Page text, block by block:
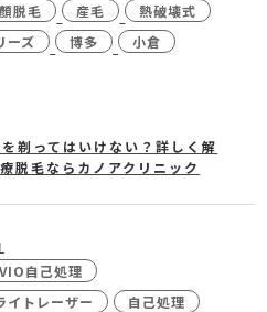
顏脱毛 産毛
熱破壊式
ーズ
博多
小倉
剃ってはいけない？詳しく解
毛ならカノアクリニック
VIO自己処理
イトレーザー
自己処理